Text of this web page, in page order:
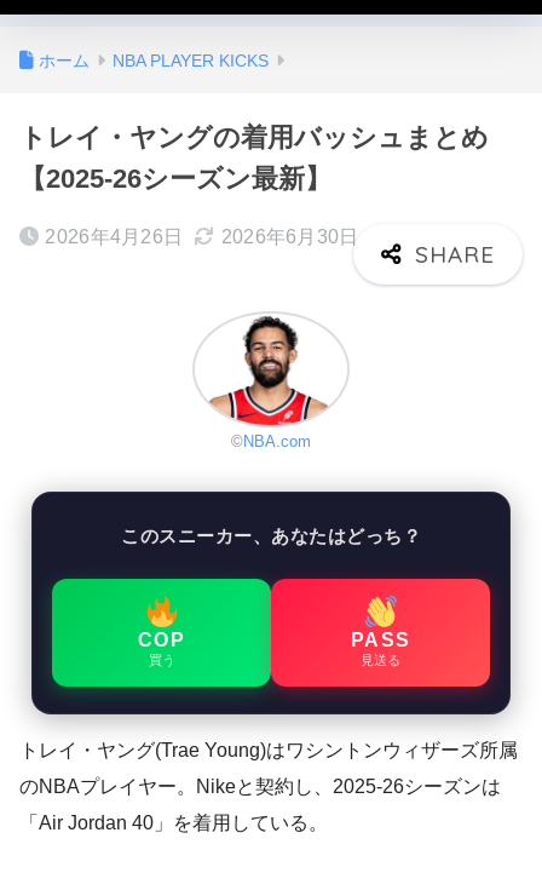
ホーム NBA PLAYER KICKS
トレイ・ヤングの着用バッシュまとめ
【2025-26シーズン最新】
2026年4月26日 2026年6月30日
©NBA.com
このスニーカー、あなたはどっち？
COP
買う
PASS
見送る
トレイ・ヤング(Trae Young)はワシントンウィザーズ所属
のNBAプレイヤー。Nikeと契約し、2025-26シーズンは
「Air Jordan 40」を着用している。